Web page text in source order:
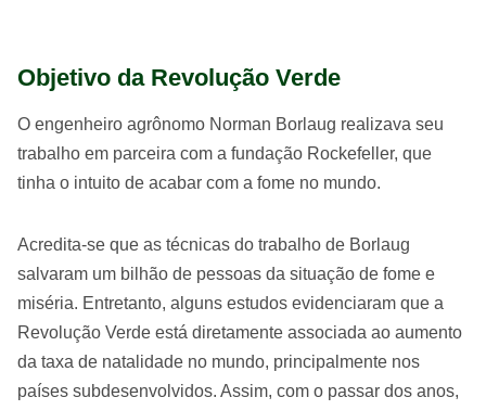
Objetivo da Revolução Verde
O engenheiro agrônomo Norman Borlaug realizava seu
trabalho em parceira com a fundação Rockefeller, que
tinha o intuito de acabar com a fome no mundo.
Acredita-se que as técnicas do trabalho de Borlaug
salvaram um bilhão de pessoas da situação de fome e
miséria. Entretanto, alguns estudos evidenciaram que a
Revolução Verde está diretamente associada ao aumento
da taxa de natalidade no mundo, principalmente nos
países subdesenvolvidos. Assim, com o passar dos anos,